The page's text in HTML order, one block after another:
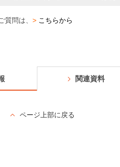
質問は、 > こちらから
関連資料
ページ上部に戻る